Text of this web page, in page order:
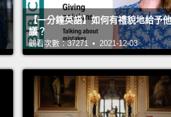
【一分鐘英語】如何有禮貌地給予
議？
觀看次數：37271 • 2021-12-03